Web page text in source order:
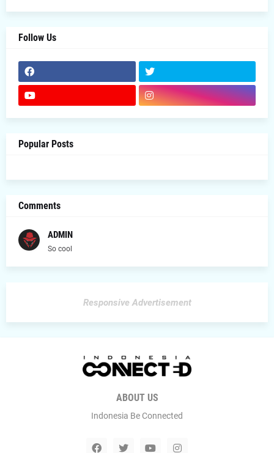
Follow Us
Popular Posts
Comments
ADMIN
So cool
Responsive Advertisement
ABOUT US
Indonesia Be Connected